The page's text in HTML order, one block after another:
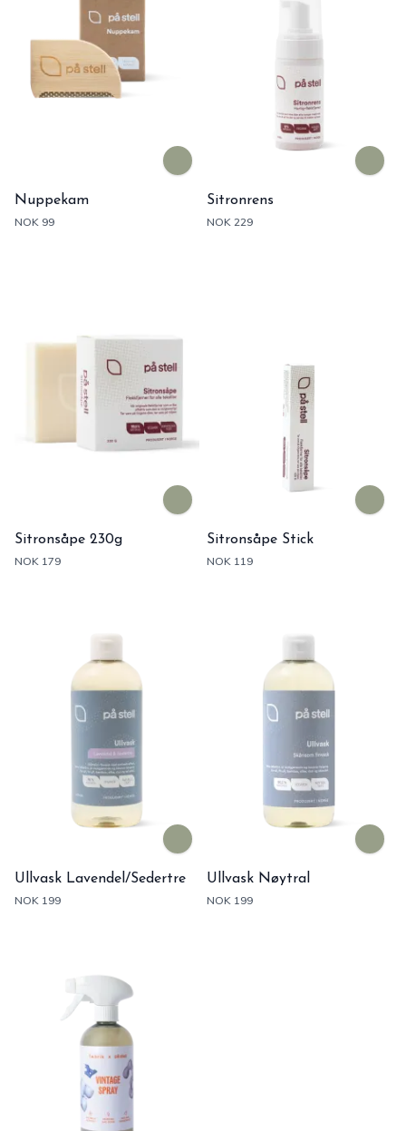
Nuppekam
NOK 99
Sitronrens
NOK 229
Sitronsåpe 230g
NOK 179
Sitronsåpe Stick
NOK 119
Ullvask Lavendel/Sedertre
NOK 199
Ullvask Nøytral
NOK 199